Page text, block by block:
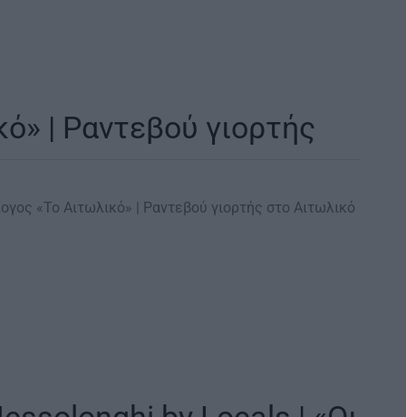
| Ραντεβού γιορτής
«Το Αιτωλικό» | Ραντεβού γιορτής στο Αιτωλικό